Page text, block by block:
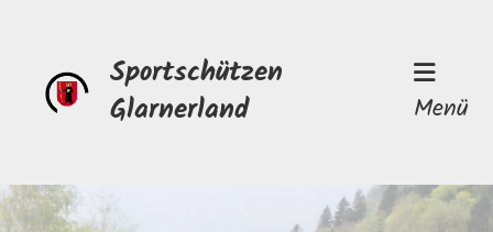
Sportschützen
Glarnerland
Menü